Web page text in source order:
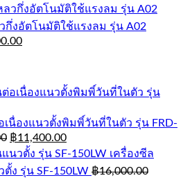
กึ่งอัตโนมัติใช้แรงลม รุ่น A02
เนื่องแนวตั้งพิมพิ์วันที่ในตัว รุ่น FRD-
฿11,400.00
เครื่องซีล
ง รุ่น SF-150LW ฿16,000.00